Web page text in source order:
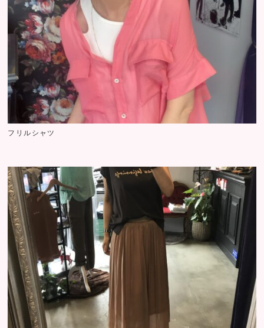
フリルシャツ